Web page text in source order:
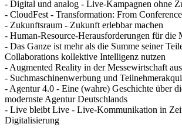
- Digital und analog - Live-Kampagnen ohne
- CloudFest - Transformation: From
- Zukunftsraum - Zukunft erlebbar machen
- Human-Resource-Herausforderungen für die
- Das Ganze ist mehr als die Summe seiner
Collaborations kollektive Intelligenz nutzen
- Augmented Reality in der Messewirtschaft
- Suchmaschinenwerbung und
- Agentur 4.0 - Eine (wahre) Geschichte über
modernste Agentur Deutschlands
- Live bleibt Live - Live-Kommunikation in
Digitalisierung